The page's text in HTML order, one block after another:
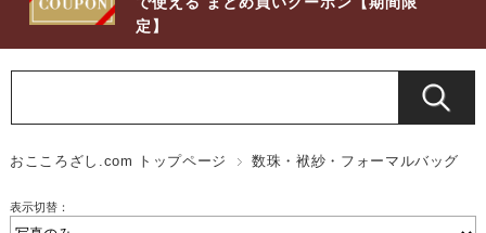
定】
おこころざし.com トップページ 数珠・袱紗・フォーマルバッグ
表示切替：